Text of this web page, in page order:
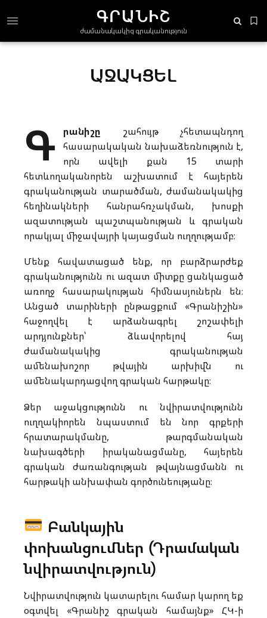
ԳՐԱՆԻՇ
ժամանակակից գրականություն
ԱՋԱԿՑԵԼ
Գ րանիշը շահույթ չհետապնդող
հասարակական նախաձեռնություն է,
որն ավելի քան 15 տարի
հետևողականորեն աշխատում է հայերեն
գրականության տարածման, ժամանակակից
հեղինակների հանրահռչակման, խոսքի
ազատության պաշտպանության և գրական
որակյալ միջավայրի կայացման ուղղությամբ։
Մենք հավատացած ենք, որ բարձրարժեք
գրականությունն ու ազատ միտքը ցանկացած
առողջ հասարակության հիմնասյուներն են։
Անցած տարիների ընթացքում «Գրանիշին»
հաջողվել է արձանագրել շոշափելի
արդյունքներ՝ ձևավորելով հայ
ժամանակակից գրականության
ամենախոշոր թվային արխիվն ու
ամենակարդացվող գրական հարթակը։
Ձեր աջակցությունն ու նվիրատվությունն
ուղղակիորեն նպաստում են նոր գրքերի
հրատարակմանը, թարգմանական
նախագծերի իրականացմանը, հայերեն
գրական ժառանգության թվայնացմանն ու
հարթակի անխափան գործունեությանը։
Բանկային
փոխանցումներ (Դրամական
նվիրատվություն)
Նվիրատվություն կատարելու համար կարող եք
օգտվել «Գրանիշ գրական համայնք» ՀԿ-ի